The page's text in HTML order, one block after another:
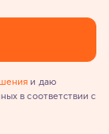
и даю
в соответствии с